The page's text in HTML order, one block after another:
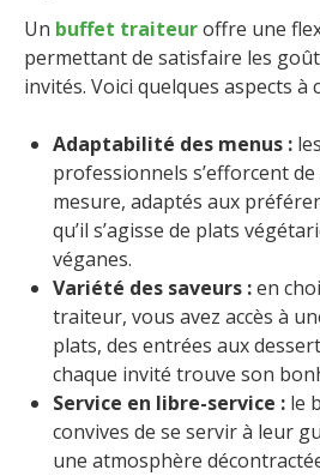
Un buffet traiteuroffre une
permettant de satisfaire les
invités. Voici quelques aspects à
Adaptabilité des menus :
professionnels s’efforcent
mesure, adaptés aux
qu’il s’agisse de plats
véganes.
Variété des saveurs :en
traiteur, vous avez accès à
plats, des entrées aux
chaque invité trouve son
Service en libre-service : le
convives de se servir à leur
une atmosphère